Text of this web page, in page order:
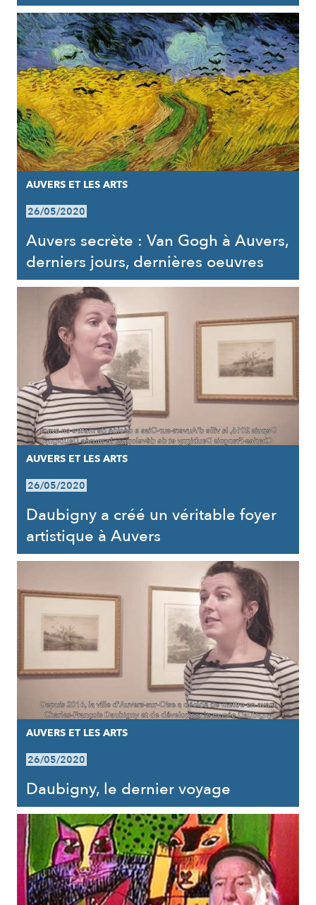
AUVERS ET LES ARTS
26/05/2020
Auvers secrète : Van Gogh à Auvers,
derniers jours, dernières oeuvres
AUVERS ET LES ARTS
26/05/2020
Daubigny a créé un véritable foyer
artistique à Auvers
AUVERS ET LES ARTS
26/05/2020
Daubigny, le dernier voyage